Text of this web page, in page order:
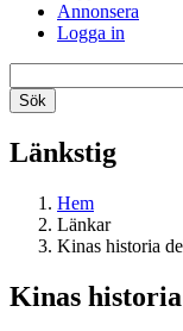
Annonsera
Logga in
Länkstig
Hem
Länkar
Kinas historia
Kinas